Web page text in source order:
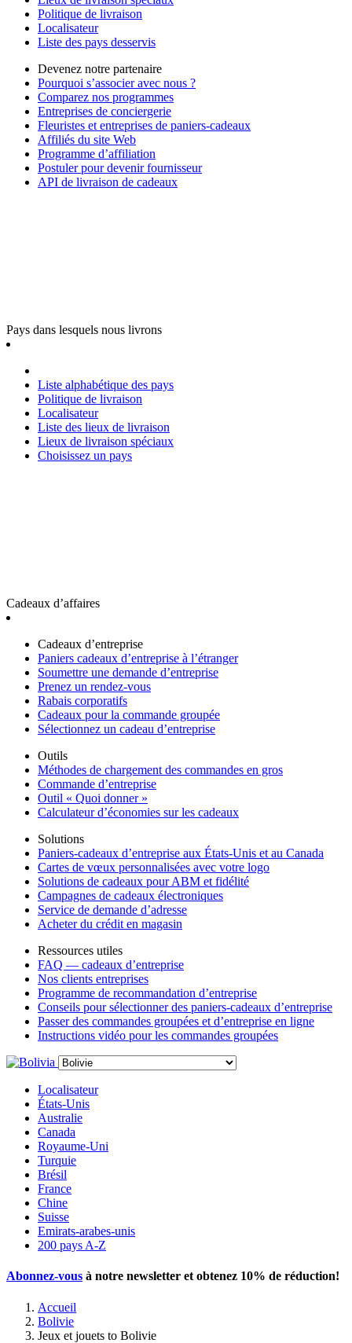
Politique de livraison
Localisateur
Liste des pays desservis
Devenez notre partenaire
Pourquoi s’associer avec nous ?
Comparez nos programmes
Entreprises de conciergerie
Fleuristes et entreprises de paniers-cadeaux
Affiliés du site Web
Programme d’affiliation
Postuler pour devenir fournisseur
API de livraison de cadeaux
Pays dans lesquels nous livrons
Liste alphabétique des pays
Politique de livraison
Localisateur
Liste des lieux de livraison
Lieux de livraison spéciaux
Choisissez un pays
Cadeaux d’affaires
Cadeaux d’entreprise
Paniers cadeaux d’entreprise à l’étranger
Soumettre une demande d’entreprise
Prenez un rendez-vous
Rabais corporatifs
Cadeaux pour la commande groupée
Sélectionnez un cadeau d’entreprise
Outils
Méthodes de chargement des commandes en gros
Commande d’entreprise
Outil « Quoi donner »
Calculateur d’économies sur les cadeaux
Solutions
Paniers-cadeaux d’entreprise aux États-Unis et au Canada
Cartes de vœux personnalisées avec votre logo
Solutions de cadeaux pour ABM et fidélité
Campagnes de cadeaux électroniques
Service de demande d’adresse
Acheter du crédit en magasin
Ressources utiles
FAQ — cadeaux d’entreprise
Nos clients entreprises
Programme de recommandation d’entreprise
Conseils pour sélectionner des paniers-cadeaux d’entreprise
Passer des commandes groupées et d’entreprise en ligne
Instructions vidéo pour les commandes groupées
Localisateur
États-Unis
Australie
Canada
Royaume-Uni
Turquie
Brésil
France
Chine
Suisse
Emirats-arabes-unis
200 pays A-Z
Abonnez-vous à notre newsletter et obtenez 10% de réduction!
Accueil
Bolivie
Jeux et jouets to Bolivie